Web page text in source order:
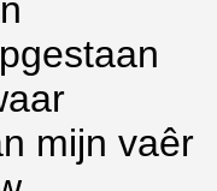
mijn vaêr